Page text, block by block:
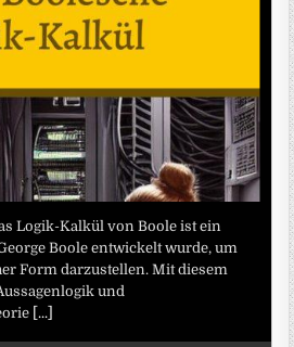
Logik-Kalkül von Boole ist ein
Boole entwickelt wurde, um
Form darzustellen. Mit diesem
und
[...]